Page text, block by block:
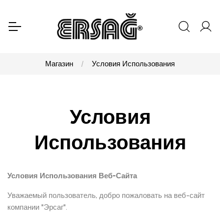
Магазин Условия Использования
Условия
Использования
Условия Использования Веб-Сайта
Уважаемый пользователь, добро пожаловать на веб-сайт
компании "Эрсаг".